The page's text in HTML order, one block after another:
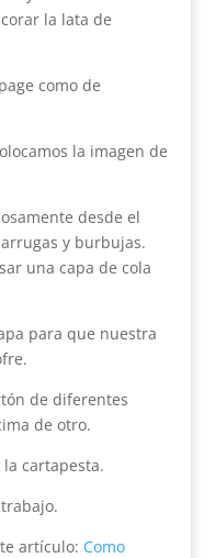
la lata de
como de
la imagen de
desde el
y burbujas.
una capa de cola
para que nuestra
de diferentes
de otro.
cartapesta.
artículo: Como